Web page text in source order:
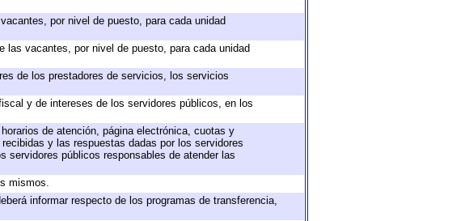
por nivel de puesto, para cada unidad
vacantes, por nivel de puesto, para cada unidad
de los prestadores de servicios, los servicios
y de intereses de los servidores públicos, en los
de atención, página electrónica, cuotas y
y las respuestas dadas por los servidores
servidores públicos responsables de atender las
mismos.
informar respecto de los programas de transferencia,